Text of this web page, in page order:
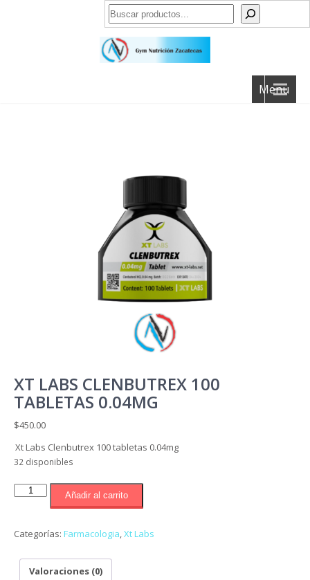
Buscar
Menu
XT LABS CLENBUTREX 100
TABLETAS 0.04MG
$450.00
Xt Labs Clenbutrex 100 tabletas 0.04mg
32 disponibles
100
0.04mg
cantidad
Añadir al carrito
Categorías: Farmacologia,Xt Labs
Valoraciones (0)